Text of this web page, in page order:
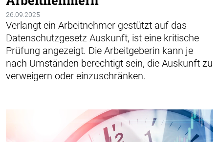
26.09.2025
Verlangt ein Arbeitnehmer gestützt auf das
Datenschutzgesetz Auskunft, ist eine kritische
Prüfung angezeigt. Die Arbeitgeberin kann je
nach Umständen berechtigt sein, die Auskunft zu
verweigern oder einzuschränken.